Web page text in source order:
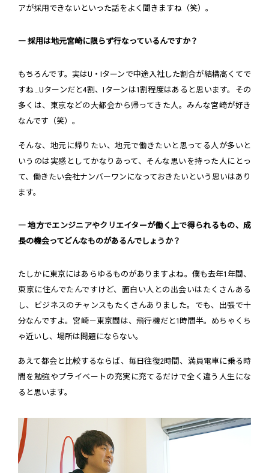
アが採用できないといった話をよく聞きますね（笑）。
― 採用は地元宮崎に限らず行なっているんですか？
もちろんです。実はU・Iターンで中途入社した割合が結構高くてで
すね…Uターンだと4割、Iターンは1割程度はあると思います。その
多くは、東京などの大都会から帰ってきた人。みんな宮崎が好き
なんです（笑）。
そんな、地元に帰りたい、地元で働きたいと思ってる人が多いと
いうのは実感としてかなりあって、そんな思いを持った人にとっ
て、働きたい会社ナンバーワンになっておきたいという思いはあり
ます。
― 地方でエンジニアやクリエイターが働く上で得られるもの、成
長の機会ってどんなものがあるんでしょうか？
たしかに東京にはあらゆるものがありますよね。僕も去年1年間、
東京に住んでたんですけど、面白い人との出会いはたくさんある
し、ビジネスのチャンスもたくさんありました。でも、出張で十
分なんですよ。宮崎－東京間は、飛行機だと1時間半。めちゃくち
ゃ近いし、場所は問題にならない。
あえて都会と比較するならば、毎日往復2時間、満員電車に乗る時
間を勉強やプライベートの充実に充てるだけで全く違う人生にな
ると思います。